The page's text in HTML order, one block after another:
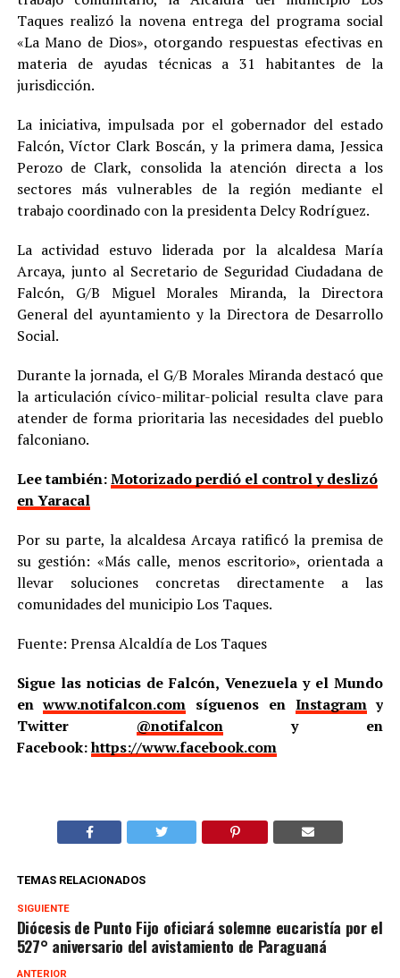
Taques realizó la novena entrega del programa social
«La Mano de Dios», otorgando respuestas efectivas en
materia de ayudas técnicas a 31 habitantes de la
jurisdicción.
La iniciativa, impulsada por el gobernador del estado
Falcón, Víctor Clark Boscán, y la primera dama, Jessica
Perozo de Clark, consolida la atención directa a los
sectores más vulnerables de la región mediante el
trabajo coordinado con la presidenta Delcy Rodríguez.
La actividad estuvo liderada por la alcaldesa María
Arcaya, junto al Secretario de Seguridad Ciudadana de
Falcón, G/B Miguel Morales Miranda, la Directora
General del ayuntamiento y la Directora de Desarrollo
Social.
Durante la jornada, el G/B Morales Miranda destacó que
la articulación cívico-militar-policial resulta clave para
atender de forma prioritaria las necesidades del pueblo
falconiano.
Lee también:Motorizado perdió el control y deslizó
en Yaracal
Por su parte, la alcaldesa Arcaya ratificó la premisa de
su gestión: «Más calle, menos escritorio», orientada a
llevar soluciones concretas directamente a las
comunidades del municipio Los Taques.
Fuente: Prensa Alcaldía de Los Taques
Sigue las noticias de Falcón, Venezuela y el Mundo
enwww.notifalcon.com síguenos en Instagramy
Twitter @notifalcony en
Facebook:https://www.facebook.com
TEMAS RELACIONADOS
SIGUIENTE
Diócesis de Punto Fijo oficiará solemne eucaristía por el
527° aniversario del avistamiento de Paraguaná
ANTERIOR